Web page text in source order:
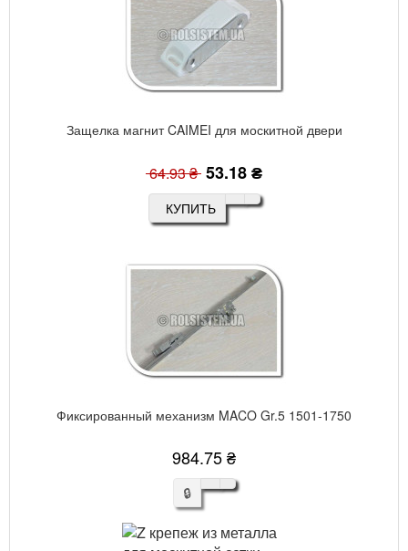
Защелка магнит CAIMEI для москитной двери
64.93 ₴ 53.18 ₴
КУПИТЬ
Фиксированный механизм MACO Gr.5 1501-1750
984.75 ₴
🔒